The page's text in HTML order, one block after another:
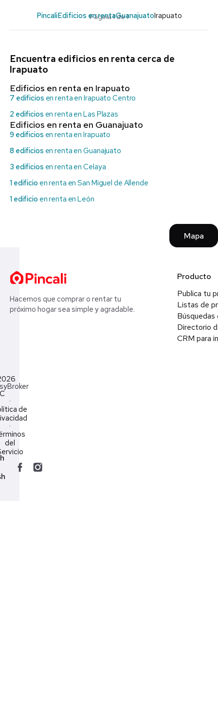
Página 1 de 1
PincaliEdificios en rentaGuanajuatoIrapuato
Encuentra edificios en renta cerca de
Irapuato
Edificios en renta en Irapuato
7 edificios en renta en Irapuato Centro
2 edificios en renta en Las Plazas
Edificios en renta en Guanajuato
9 edificios en renta en Irapuato
8 edificios en renta en Guanajuato
3 edificios en renta en Celaya
1 edificio en renta en San Miguel de Allende
1 edificio en renta en León
Mapa
Hacemos que comprar o rentar tu
próximo hogar sea simple y agradable.
Producto
Publica tu
Listas de
Búsquedas
Directorio
CRM para
·
de
·
del